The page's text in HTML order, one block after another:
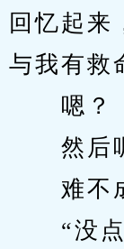
回忆起来
与我有救
嗯？
然后
难不成
“没点